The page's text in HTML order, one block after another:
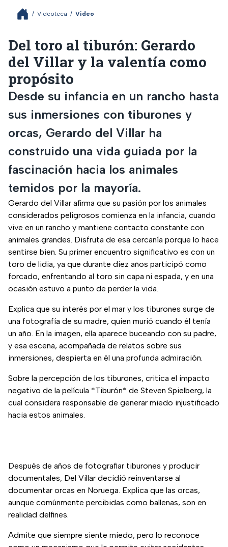
/ Videoteca / Video
Del toro al tiburón: Gerardo
del Villar y la valentía como
propósito
Desde su infancia en un rancho hasta
sus inmersiones con tiburones y
orcas, Gerardo del Villar ha
construido una vida guiada por la
fascinación hacia los animales
temidos por la mayoría.
Gerardo del Villar afirma que su pasión por los animales
considerados peligrosos comienza en la infancia, cuando
vive en un rancho y mantiene contacto constante con
animales grandes. Disfruta de esa cercanía porque lo hace
sentirse bien. Su primer encuentro significativo es con un
toro de lidia, ya que durante diez años participó como
forcado, enfrentando al toro sin capa ni espada, y en una
ocasión estuvo a punto de perder la vida.
Explica que su interés por el mar y los tiburones surge de
una fotografía de su madre, quien murió cuando él tenía
un año. En la imagen, ella aparece buceando con su padre,
y esa escena, acompañada de relatos sobre sus
inmersiones, despierta en él una profunda admiración.
Sobre la percepción de los tiburones, critica el impacto
negativo de la película *Tiburón* de Steven Spielberg, la
cual considera responsable de generar miedo injustificado
hacia estos animales.
Después de años de fotografiar tiburones y producir
documentales, Del Villar decidió reinventarse al
documentar orcas en Noruega. Explica que las orcas,
aunque comúnmente percibidas como ballenas, son en
realidad delfines.
Admite que siempre siente miedo, pero lo reconoce